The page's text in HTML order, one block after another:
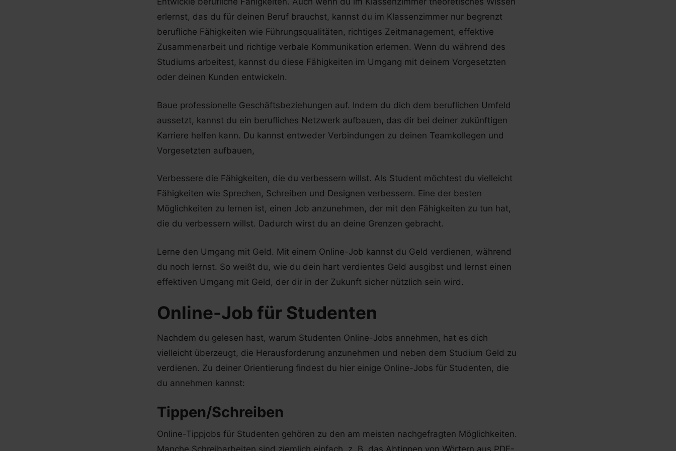
erlernst, das du für deinen Beruf brauchst, kannst du im Klassenzimmer nur begrenzt
berufliche Fähigkeiten wie Führungsqualitäten, richtiges Zeitmanagement, effektive
Zusammenarbeit und richtige verbale Kommunikation erlernen. Wenn du während des
Studiums arbeitest, kannst du diese Fähigkeiten im Umgang mit deinem Vorgesetzten
oder deinen Kunden entwickeln.
Baue professionelle Geschäftsbeziehungen auf. Indem du dich dem beruflichen Umfeld
aussetzt, kannst du ein berufliches Netzwerk aufbauen, das dir bei deiner zukünftigen
Karriere helfen kann. Du kannst entweder Verbindungen zu deinen Teamkollegen und
Vorgesetzten aufbauen,
Verbessere die Fähigkeiten, die du verbessern willst. Als Student möchtest du vielleicht
Fähigkeiten wie Sprechen, Schreiben und Designen verbessern. Eine der besten
Möglichkeiten zu lernen ist, einen Job anzunehmen, der mit den Fähigkeiten zu tun hat,
die du verbessern willst. Dadurch wirst du an deine Grenzen gebracht.
Lerne den Umgang mit Geld. Mit einem Online-Job kannst du Geld verdienen, während
du noch lernst. So weißt du, wie du dein hart verdientes Geld ausgibst und lernst einen
effektiven Umgang mit Geld, der dir in der Zukunft sicher nützlich sein wird.
Online-Job für Studenten
Nachdem du gelesen hast, warum Studenten Online-Jobs annehmen, hat es dich
vielleicht überzeugt, die Herausforderung anzunehmen und neben dem Studium Geld zu
verdienen. Zu deiner Orientierung findest du hier einige Online-Jobs für Studenten, die
du annehmen kannst:
Tippen/Schreiben
Online-Tippjobs für Studenten gehören zu den am meisten nachgefragten Möglichkeiten.